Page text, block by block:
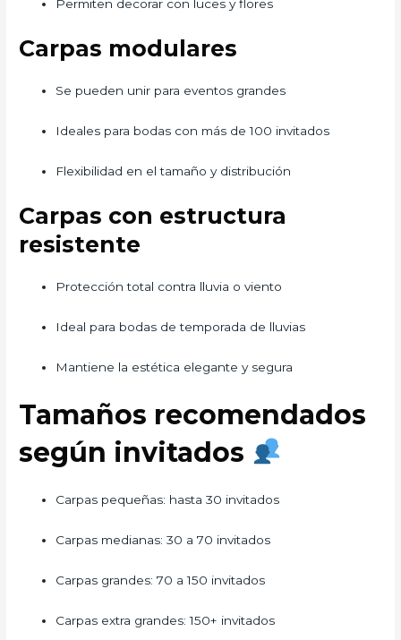
Permiten decorar con luces y flores
Carpas modulares
Se pueden unir para eventos grandes
Ideales para bodas con más de 100 invitados
Flexibilidad en el tamaño y distribución
Carpas con estructura
resistente
Protección total contra lluvia o viento
Ideal para bodas de temporada de lluvias
Mantiene la estética elegante y segura
Tamaños recomendados
según invitados
Carpas pequeñas: hasta 30 invitados
Carpas medianas: 30 a 70 invitados
Carpas grandes: 70 a 150 invitados
Carpas extra grandes: 150+ invitados